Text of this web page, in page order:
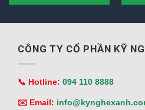
CÔNG TY CỔ PHẦN KỸ
📞 Hotline: 094 110 8888
✉️ Email: